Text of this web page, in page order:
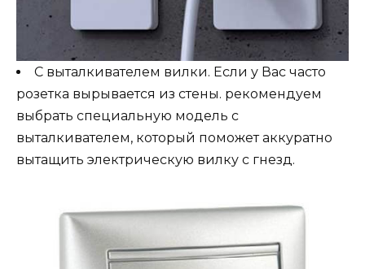
С выталкивателем вилки. Если у Вас часто
розетка вырывается из стены. рекомендуем
выбрать специальную модель с
выталкивателем, который поможет аккуратно
вытащить электрическую вилку с гнезд.